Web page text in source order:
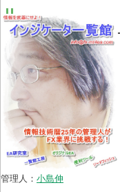
管理人： 小島伸